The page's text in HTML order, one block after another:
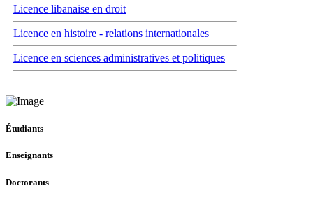
Licence libanaise en droit
Licence en histoire - relations internationales
Licence en sciences administratives et politiques
Étudiants
Enseignants
Doctorants